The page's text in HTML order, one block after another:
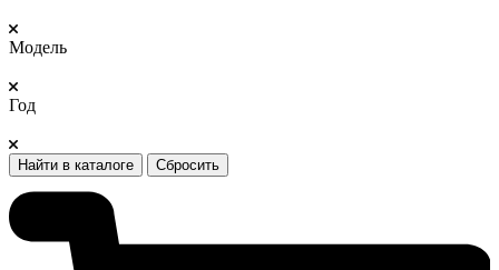
Модель
Год
Найти в каталоге Сбросить